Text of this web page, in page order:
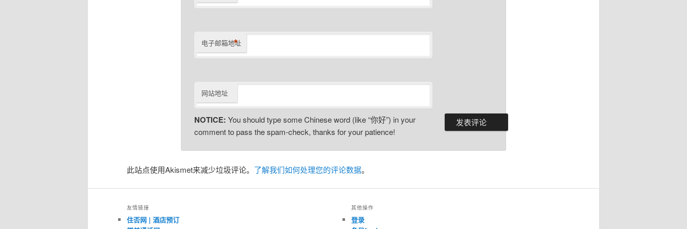
电子邮箱地址
*
网站地址
NOTICE: You should type some Chinese word (like “你好”) in your
comment to pass the spam-check, thanks for your patience!
此站点使用Akismet来减少垃圾评论。 了解我们如何处理您的评论数据。
友情链接
住否网 | 酒店预订
其他操作
登录